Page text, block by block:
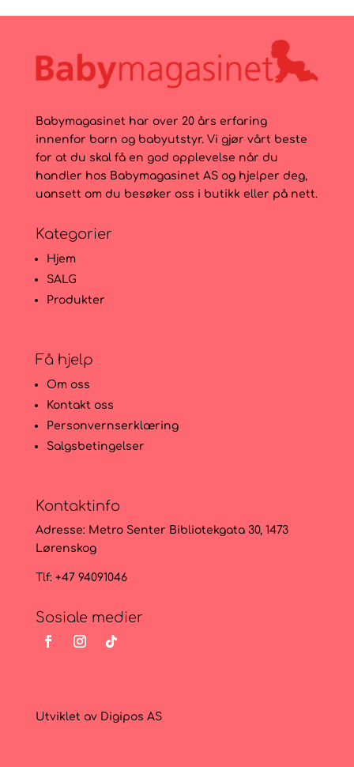
Babymagasinet har over 20 års erfaring
innenfor barn og babyutstyr. Vi gjør vårt beste
for at du skal få en god opplevelse når du
handler hos Babymagasinet AS og hjelper deg,
uansett om du besøker oss i butikk eller på nett.
Kategorier
Hjem
SALG
Produkter
Få hjelp
Om oss
Kontakt oss
Personvernserklæring
Salgsbetingelser
Kontaktinfo
Adresse: Metro Senter Bibliotekgata 30, 1473
Lørenskog
Tlf: +47 94091046
Sosiale medier
Utviklet av Digipos AS